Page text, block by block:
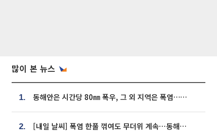
많이 본 뉴스
1. 동해안은 시간당 80㎜ 폭우, 그 외 지역은 폭염…‘극과 극 날씨’
2. [내일 날씨] 폭염 한풀 꺾여도 무더위 계속⋯동해안 이틀 연속 비